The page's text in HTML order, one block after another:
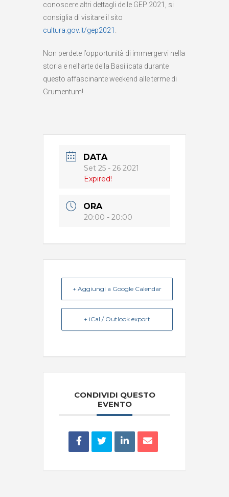
conoscere altri dettagli delle GEP 2021, si
consiglia di visitare il sito
cultura.gov.it/gep2021
Non perdete l’opportunità di immergervi nella
storia e nell’arte della Basilicata durante
questo affascinante weekend alle terme di
Grumentum!
DATA
Set 25 - 26 2021
Expired!
ORA
20:00 - 20:00
+ Aggiungi a Google Calendar
+ iCal / Outlook export
CONDIVIDI QUESTO
EVENTO